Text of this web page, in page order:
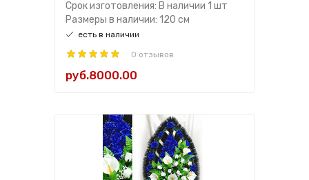
Срок изготовления: В наличии 1 шт
Размеры в наличии: 120 см
есть в наличии
0 отзывов
руб.8000.00